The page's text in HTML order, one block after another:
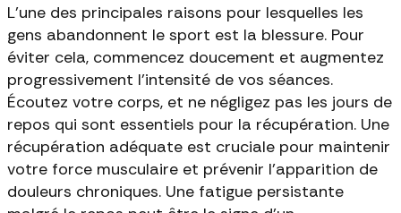
L'une des principales raisons pour lesquelles les
gens abandonnent le sport est la blessure. Pour
éviter cela, commencez doucement et augmentez
progressivement l'intensité de vos séances.
Écoutez votre corps, et ne négligez pas les jours de
repos qui sont essentiels pour la récupération. Une
récupération adéquate est cruciale pour maintenir
votre force musculaire et prévenir l'apparition de
douleurs chroniques. Une fatigue persistante